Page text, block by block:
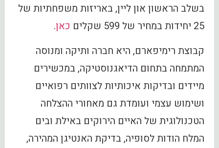
בשלב הראשון און ליין, באריזות משפחתיות של
25 יחידות במחיר של 599 שקלים
כאן.
קבוצת רימיפארם, היא חברה ותיקה ומנוסה
המתמחה בתחום הדיאגנוסטיקה, במכשירים
מיידים ובדיקות איכותיות לצוותים רפואיים
ושימוש עצמי ועומדת גם מאחורי ההצלחה
הטכנולוגית של האיים הירוקים באילת ובים
המלח הודות לסופיה, בדיקת האנטיגן המהירה,